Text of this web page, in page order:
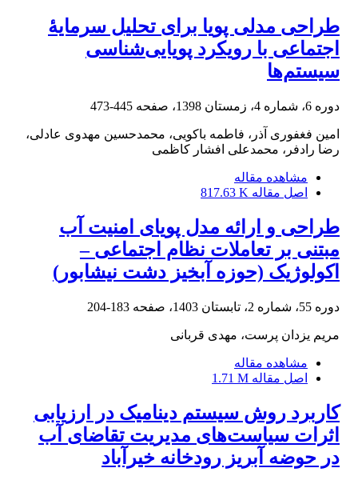
طراحی مدلی پویا برای تحلیل سرمایۀ
اجتماعی با رویکرد پویایی‌شناسی
سیستم‌ها
دوره 6، شماره 4، زمستان 1398، صفحه 445-473
امین فغفوری آذر، فاطمه باکویی، محمدحسین مهدوی عادلی،
رضا رادفر، محمدعلی افشار کاظمی
مشاهده مقاله
اصل مقاله 817.63 K
طراحی و ارائه مدل پویای امنیت آب
مبتنی بر تعاملات نظام اجتماعی –
اکولوژیک (حوزه آبخیز دشت نیشابور)
دوره 55، شماره 2، تابستان 1403، صفحه 183-204
مریم یزدان پرست، مهدی قربانی
مشاهده مقاله
اصل مقاله 1.71 M
کاربرد روش سیستم دینامیک در ارزیابی
اثرات سیاست‌های مدیریت تقاضای آب
در حوضه آبریز رودخانه خیرآباد